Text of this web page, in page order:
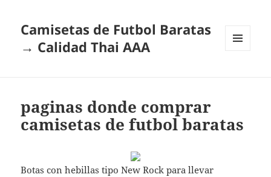
Camisetas de Futbol Baratas
→ Calidad Thai AAA
paginas donde comprar
camisetas de futbol baratas
Botas con hebillas tipo New Rock para llevar